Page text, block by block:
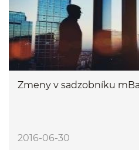
Zmeny v sadzobníku
2016-06-30